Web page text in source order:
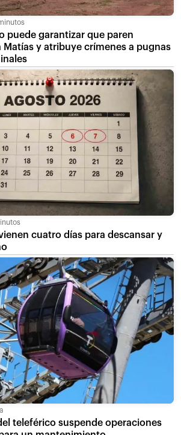
puede garantizar que paren
Matías y atribuye crímenes a pugnas
cuatro días para descansar y
teleférico suspende operaciones